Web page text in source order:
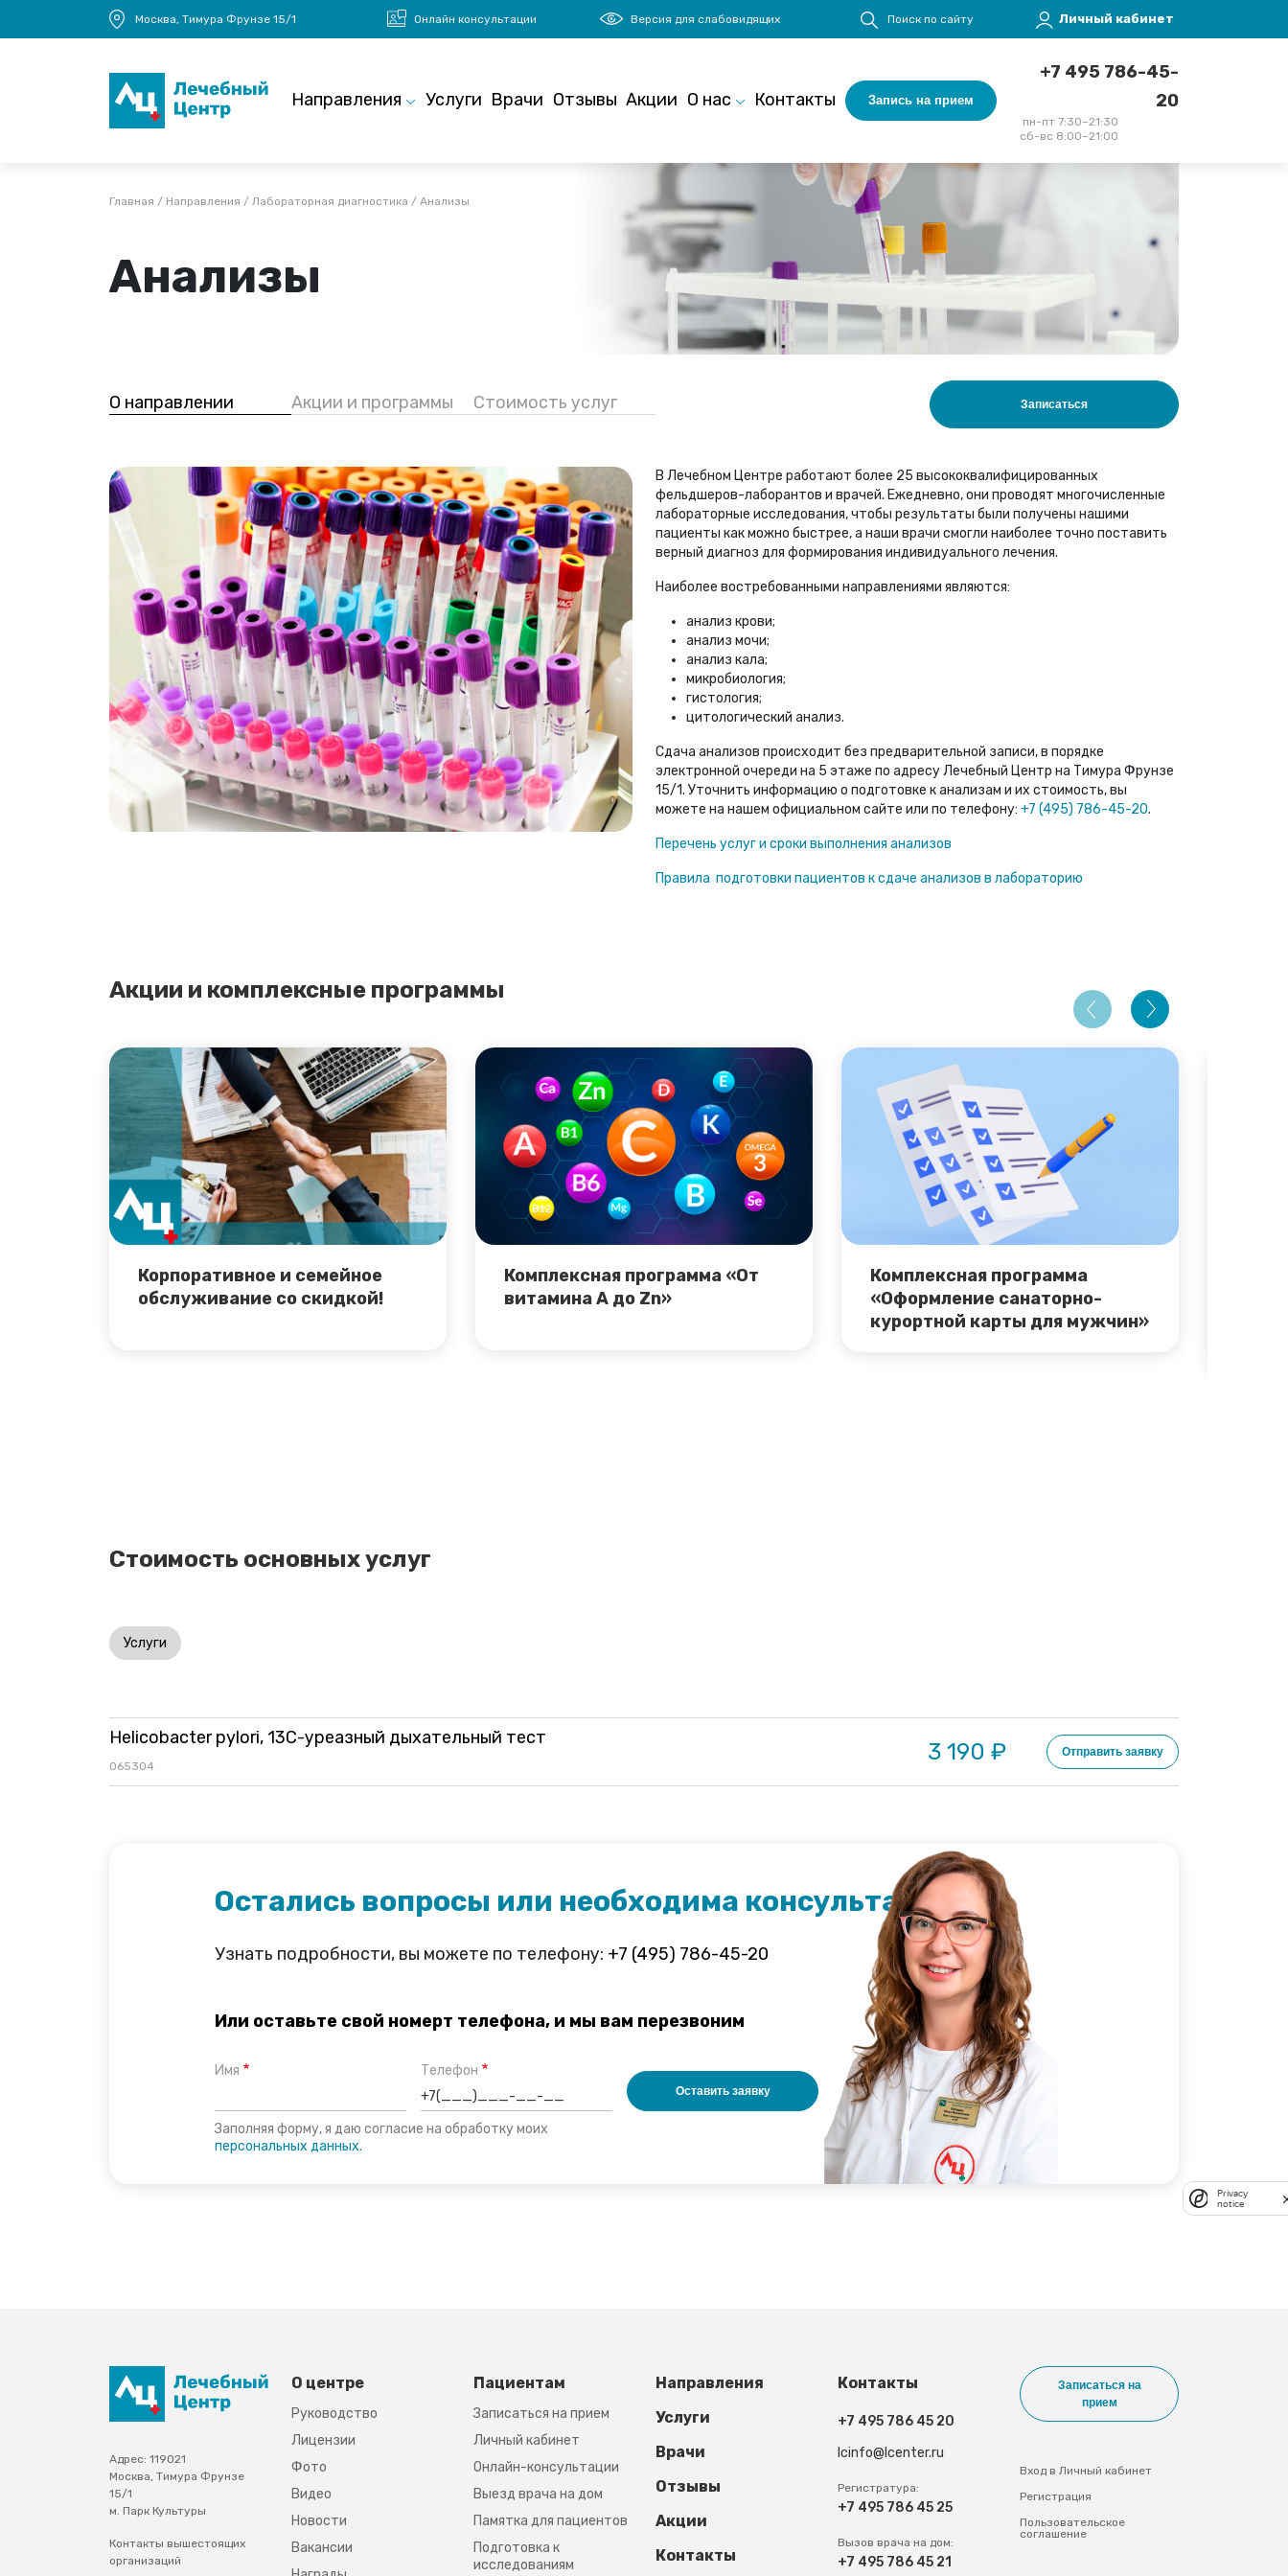
Перейти к основному содержанию
Москва, Тимура Фрунзе 15/1 Онлайн консультации Версия для слабовидящих Поиск по сайту
Меню учётной записи пользователя
Личный кабинет
Направления Услуги Врачи Отзывы Акции О нас Контакты Запись на прием
+7 495 786-45-
20
пн-пт 7:30–21:30
сб-вс 8:00–21:00
Строка навигации
Главная Направления Лабораторная диагностика Анализы
Анализы
О направлении Акции и программы Стоимость услуг Записаться
В Лечебном Центре работают более 25 высококвалифицированных
фельдшеров-лаборантов и врачей. Ежедневно, они проводят многочисленные
лабораторные исследования, чтобы результаты были получены нашими
пациенты как можно быстрее, а наши врачи смогли наиболее точно поставить
верный диагноз для формирования индивидуального лечения.
Наиболее востребованными направлениями являются:
анализ крови;
анализ мочи;
анализ кала;
микробиология;
гистология;
цитологический анализ.
Сдача анализов происходит без предварительной записи, в порядке
электронной очереди на 5 этаже по адресу Лечебный Центр на Тимура Фрунзе
15/1. Уточнить информацию о подготовке к анализам и их стоимость, вы
можете на нашем официальном сайте или по телефону: +7 (495) 786-45-20.
Перечень услуг и сроки выполнения анализов
Правила подготовки пациентов к сдаче анализов в лабораторию
Акции и комплексные программы
Корпоративное и семейное
обслуживание со скидкой!
Комплексная программа «От
витамина А до Zn»
Комплексная программа
«Оформление санаторно-
курортной карты для мужчин»
Стоимость основных услуг
Услуги
Helicobacter pylori, 13С-уреазный дыхательный тест
065304
3 190 ₽ Отправить заявку
Остались вопросы или необходима консультация?
Узнать подробности, вы можете по телефону: +7 (495) 786-45-20
Или оставьте свой номерт телефона, и мы вам перезвоним
Имя Телефон
Заполняя форму, я даю согласие на обработку моих
персональных данных.
Адрес: 119021
Москва, Тимура Фрунзе
15/1
м. Парк Культуры
Контакты вышестоящих
организаций
О центре
Руководство
Лицензии
Фото
Видео
Новости
Вакансии
Пациентам
Записаться на прием
Личный кабинет
Онлайн-консультации
Выезд врача на дом
Памятка для пациентов
Подготовка к
исследованиям
Footer third
Направления
Услуги
Врачи
Отзывы
Акции
Контакты
Контакты
+7 495 786 45 20
lcinfo@lcenter.ru
Регистратура:
+7 495 786 45 25
Вызов врача на дом:
+7 495 786 45 21
Записаться на
прием
Вход в Личный кабинет
Регистрация
Пользовательское
соглашение
Privacy
notice